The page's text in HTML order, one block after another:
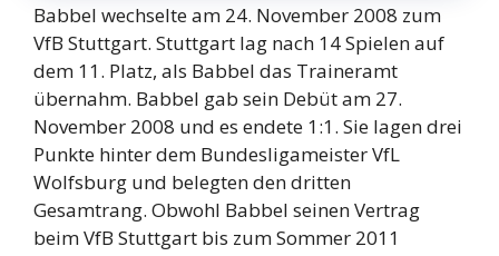
Babbel wechselte am 24. November 2008 zum
VfB Stuttgart. Stuttgart lag nach 14 Spielen auf
dem 11. Platz, als Babbel das Traineramt
übernahm. Babbel gab sein Debüt am 27.
November 2008 und es endete 1:1. Sie lagen drei
Punkte hinter dem Bundesligameister VfL
Wolfsburg und belegten den dritten
Gesamtrang. Obwohl Babbel seinen Vertrag
beim VfB Stuttgart bis zum Sommer 2011